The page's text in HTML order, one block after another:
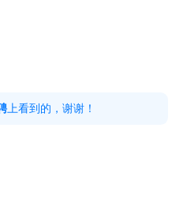
每天工作8小时
上看到的，谢谢！